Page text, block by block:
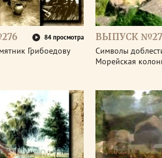
84 просмотра
Грибоедову
ВЫПУСК
Символы
Морейская